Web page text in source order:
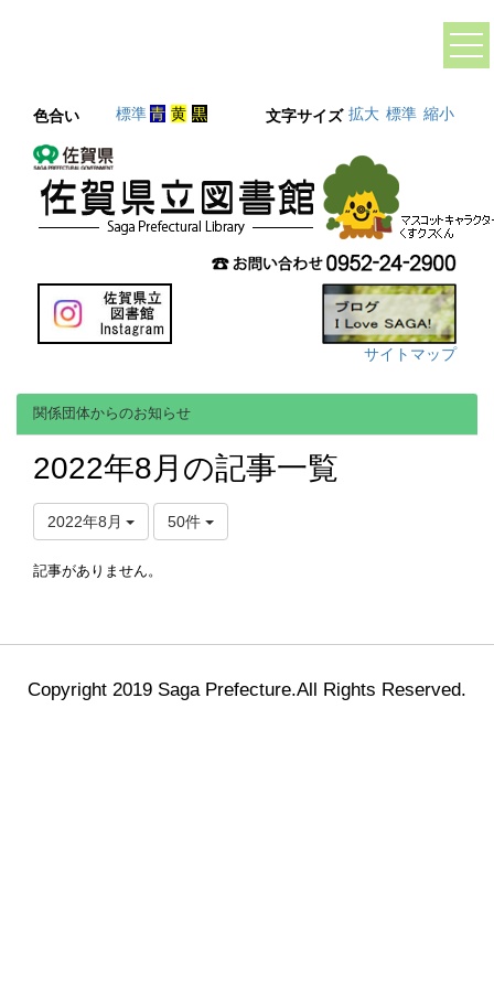
色合い 標準青 黄 黒 文字サイズ 拡大 標準 縮小
サイトマップ
関係団体からのお知らせ
2022年8月の記事一覧
2022年8月 50件
記事がありません。
Copyright 2019 Saga Prefecture.All Rights Reserved.